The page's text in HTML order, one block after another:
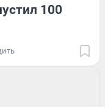
100